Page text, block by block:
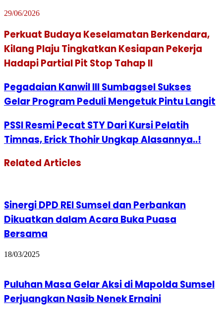
29/06/2026
Perkuat Budaya Keselamatan Berkendara,
Kilang Plaju Tingkatkan Kesiapan Pekerja
Hadapi Partial Pit Stop Tahap II
Pegadaian Kanwil III Sumbagsel Sukses
Gelar Program Peduli Mengetuk Pintu Langit
PSSI Resmi Pecat STY Dari Kursi Pelatih
Timnas, Erick Thohir Ungkap Alasannya..!
Related Articles
Sinergi DPD REI Sumsel dan Perbankan
Dikuatkan dalam Acara Buka Puasa
Bersama
18/03/2025
Puluhan Masa Gelar Aksi di Mapolda Sumsel
Perjuangkan Nasib Nenek Ernaini